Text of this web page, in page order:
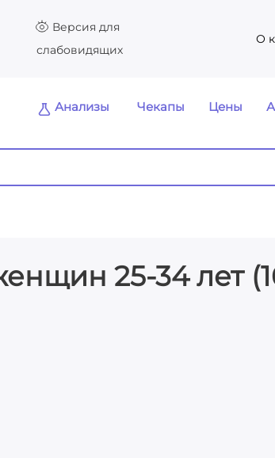
Версия для
слабовидящих
О
Анализы Чекапы Цены
25-34 лет